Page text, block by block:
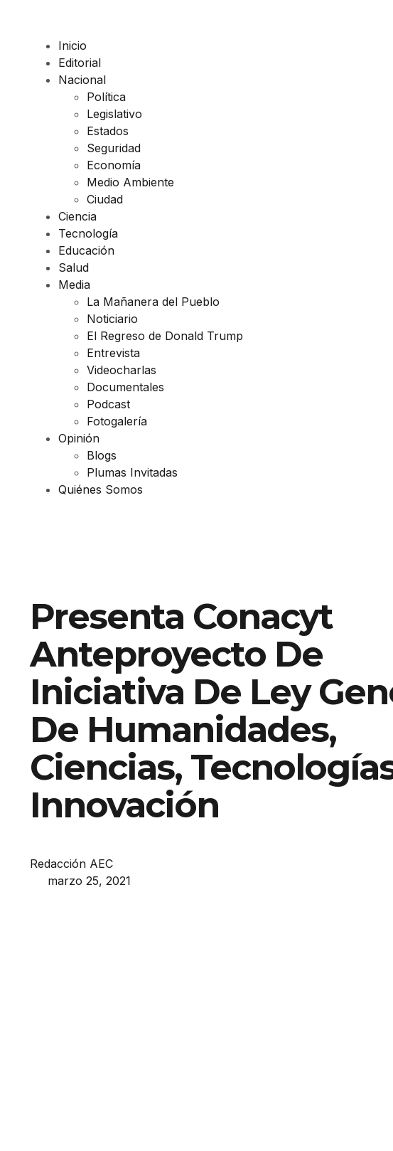
Inicio
Editorial
Nacional
Política
Legislativo
Estados
Seguridad
Economía
Medio Ambiente
Ciudad
Ciencia
Tecnología
Educación
Salud
Media
La Mañanera del Pueblo
Noticiario
El Regreso de Donald Trump
Entrevista
Videocharlas
Documentales
Podcast
Fotogalería
Opinión
Blogs
Plumas Invitadas
Quiénes Somos
Presenta Conacyt
Anteproyecto De
Iniciativa De Ley
De Humanidades,
Ciencias,
Innovación
Redacción AEC
marzo 25, 2021